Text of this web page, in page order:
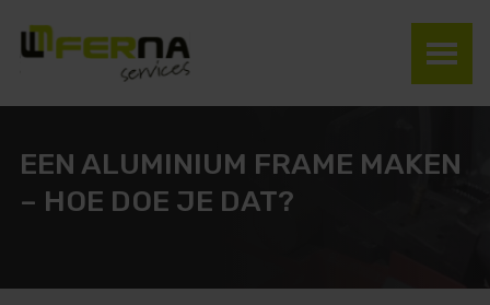
EEN ALUMINIUM FRAME MAKEN
– HOE DOE JE DAT?